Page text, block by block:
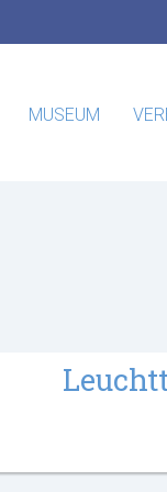
MUSEUM